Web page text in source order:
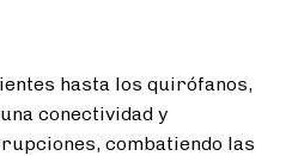
hasta los quirófanos,
conectividad y
combatiendo las